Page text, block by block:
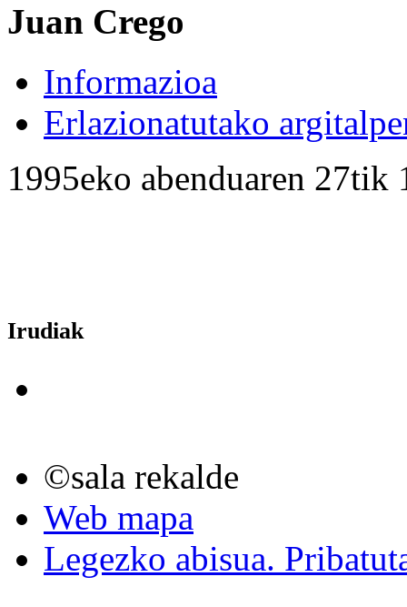
Juan Crego
Informazioa
Erlazionatutako
1995eko abenduaren
Irudiak
©sala rekalde
Web mapa
Legezko abisua.